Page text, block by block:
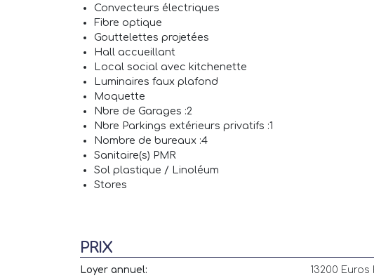
Convecteurs électriques
Fibre optique
Gouttelettes projetées
Hall accueillant
Local social avec kitchenette
Luminaires faux plafond
Moquette
Nbre de Garages :2
Nbre Parkings extérieurs privatifs :1
Nombre de bureaux :4
Sanitaire(s) PMR
Sol plastique / Linoléum
Stores
PRIX
Loyer annuel:
13200 Euros